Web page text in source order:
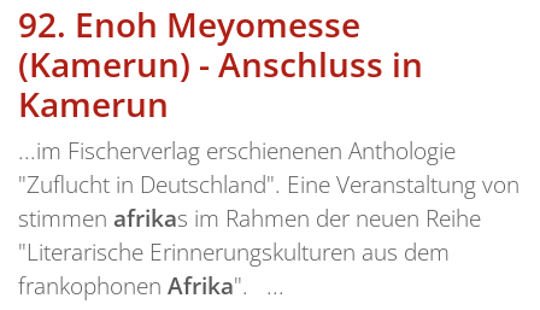
92. Enoh Meyomesse
(Kamerun) - Anschluss in
Kamerun
...im Fischerverlag erschienenen Anthologie
"Zuflucht in Deutschland". Eine Veranstaltung von
stimmen afrikas im Rahmen der neuen Reihe
"Literarische Erinnerungskulturen aus dem
frankophonen Afrika". ...